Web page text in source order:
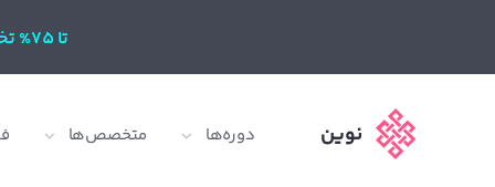
تا 75% تخفیف
نوین دوره‌ها متخصص‌ها